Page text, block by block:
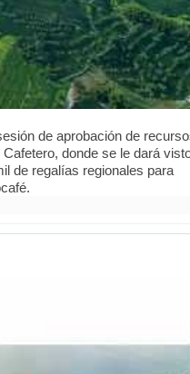
de aprobación de
donde se le dará
de regalías regionales para